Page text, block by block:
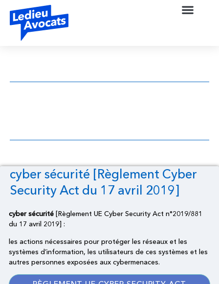
cyber sécurité [Règlement Cyber
Security Act du 17 avril 2019]
cyber sécurité [Règlement UE Cyber Security Act n°2019/881
du 17 avril 2019] :
les actions nécessaires pour protéger les réseaux et les
systèmes d’information, les utilisateurs de ces systèmes et les
autres personnes exposées aux cybermenaces.